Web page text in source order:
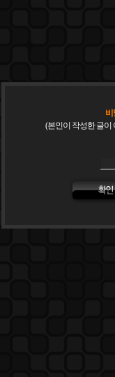
비
(본인이 작성한 글이